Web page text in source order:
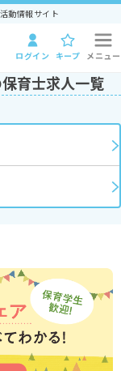
動情報サイト
ログイン キープ メニュー
育士求人一覧